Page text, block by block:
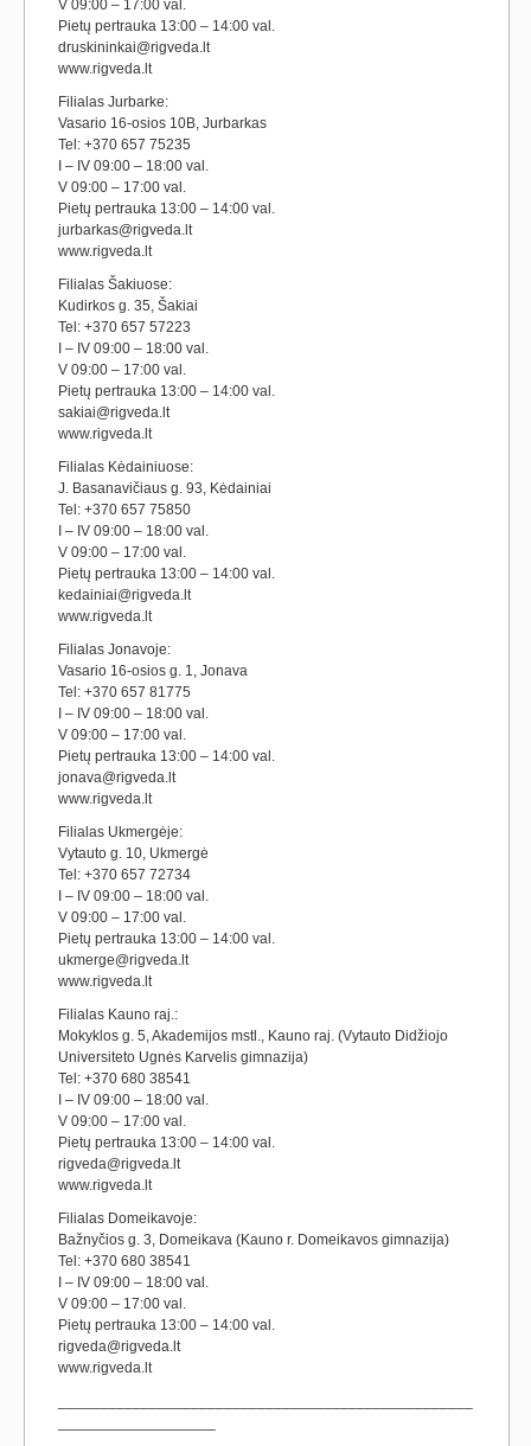
V 09:00 – 17:00 val.
Pietų pertrauka 13:00 – 14:00 val.
druskininkai@rigveda.lt
www.rigveda.lt
Filialas Jurbarke:
Vasario 16-osios 10B, Jurbarkas
Tel: +370 657 75235
I – IV 09:00 – 18:00 val.
V 09:00 – 17:00 val.
Pietų pertrauka 13:00 – 14:00 val.
jurbarkas@rigveda.lt
www.rigveda.lt
Filialas Šakiuose:
Kudirkos g. 35, Šakiai
Tel: +370 657 57223
I – IV 09:00 – 18:00 val.
V 09:00 – 17:00 val.
Pietų pertrauka 13:00 – 14:00 val.
sakiai@rigveda.lt
www.rigveda.lt
Filialas Kėdainiuose:
J. Basanavičiaus g. 93, Kėdainiai
Tel: +370 657 75850
I – IV 09:00 – 18:00 val.
V 09:00 – 17:00 val.
Pietų pertrauka 13:00 – 14:00 val.
kedainiai@rigveda.lt
www.rigveda.lt
Filialas Jonavoje:
Vasario 16-osios g. 1, Jonava
Tel: +370 657 81775
I – IV 09:00 – 18:00 val.
V 09:00 – 17:00 val.
Pietų pertrauka 13:00 – 14:00 val.
jonava@rigveda.lt
www.rigveda.lt
Filialas Ukmergėje:
Vytauto g. 10, Ukmergė
Tel: +370 657 72734
I – IV 09:00 – 18:00 val.
V 09:00 – 17:00 val.
Pietų pertrauka 13:00 – 14:00 val.
ukmerge@rigveda.lt
www.rigveda.lt
Filialas Kauno raj.:
Mokyklos g. 5, Akademijos mstl., Kauno raj. (Vytauto Didžiojo
Universiteto Ugnės Karvelis gimnazija)
Tel: +370 680 38541
I – IV 09:00 – 18:00 val.
V 09:00 – 17:00 val.
Pietų pertrauka 13:00 – 14:00 val.
rigveda@rigveda.lt
www.rigveda.lt
Filialas Domeikavoje:
Bažnyčios g. 3, Domeikava (Kauno r. Domeikavos gimnazija)
Tel: +370 680 38541
I – IV 09:00 – 18:00 val.
V 09:00 – 17:00 val.
Pietų pertrauka 13:00 – 14:00 val.
rigveda@rigveda.lt
www.rigveda.lt